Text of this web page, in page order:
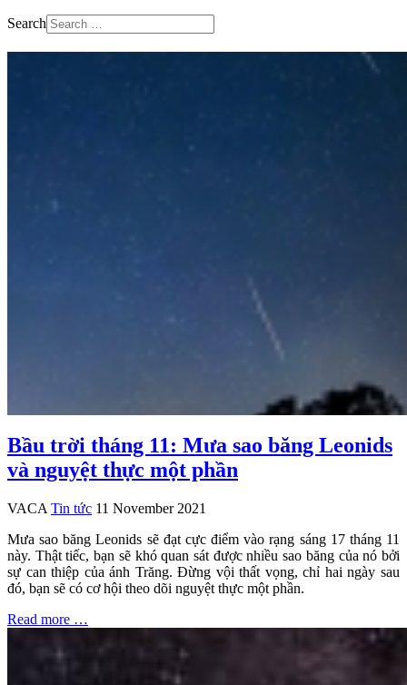
Search
Bầu trời tháng 11: Mưa sao băng Leonids
và nguyệt thực một phần
VACA Tin tức 11 November 2021
Mưa sao băng Leonids sẽ đạt cực điểm vào rạng sáng 17 tháng 11
này. Thật tiếc, bạn sẽ khó quan sát được nhiều sao băng của nó bởi
sự can thiệp của ánh Trăng. Đừng vội thất vọng, chỉ hai ngày sau
đó, bạn sẽ có cơ hội theo dõi nguyệt thực một phần.
Read more …